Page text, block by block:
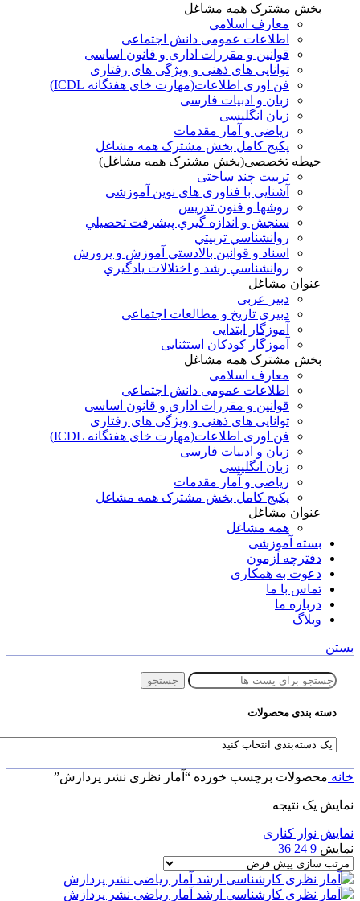
بخش مشترک همه مشاغل
معارف اسلامی
اطلاعات عمومی دانش اجتماعی
قوانین و مقررات اداری و قانون اساسی
توانایی های ذهنی و ویژگی های رفتاری
فن اوری اطلاعات(مهارت خای هفتگانه ICDL)
زبان و ادبیات فارسی
زبان انگلیسی
ریاضی و آمار مقدمات
پکیج کامل بخش مشترک همه مشاغل
حیطه تخصصی(بخش مشترک همه مشاغل)
تربیت چند ساحتی
آشنایی با فناوری های نوین آموزشی
روشها و فنون تدريس
سنجش و اندازه گيري پيشرفت تحصيلي
روانشناسي تربيتي
اسناد و قوانين بالادستي آموزش و پرورش
روانشناسي رشد و اختلالات يادگيري
عنوان مشاغل
دبير عربی
دبیری تاریخ و مطالعات اجتماعی
آموزگار ابتدایی
آموزگار کودکان استثنایی
بخش مشترک همه مشاغل
معارف اسلامی
اطلاعات عمومی دانش اجتماعی
قوانین و مقررات اداری و قانون اساسی
توانایی های ذهنی و ویژگی های رفتاری
فن اوری اطلاعات(مهارت خای هفتگانه ICDL)
زبان و ادبیات فارسی
زبان انگلیسی
ریاضی و آمار مقدمات
پکیج کامل بخش مشترک همه مشاغل
عنوان مشاغل
همه مشاغل
بسته آموزشی
دفترچه آزمون
دعوت به همکاری
تماس با ما
درباره ما
وبلاگ
بستن
جستجو
دسته بندی محصولات
خانه محصولات برچسب خورده “آمار نظری نشر پردازش”
نمایش یک نتیجه
نمایش نوار کناری
نمایش 9
24
36